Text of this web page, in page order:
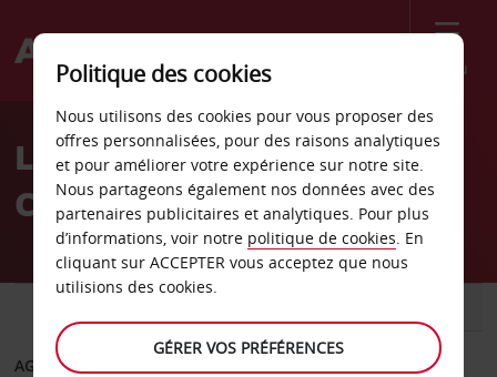
Menu
Welcome
AvisLocation de voiture Bonn
Centre
AGENCE DE DÉPART
Politique des cookies
Nous utilisons des cookies pour vous proposer des
offres personnalisées, pour des raisons analytiques
et pour améliorer votre expérience sur notre site.
Nous partageons également nos données avec des
partenaires publicitaires et analytiques. Pour plus
d’informations, voir notre politique de cookies. En
cliquant sur ACCEPTER vous acceptez que nous
utilisions des cookies.
GÉRER VOS PRÉFÉRENCES